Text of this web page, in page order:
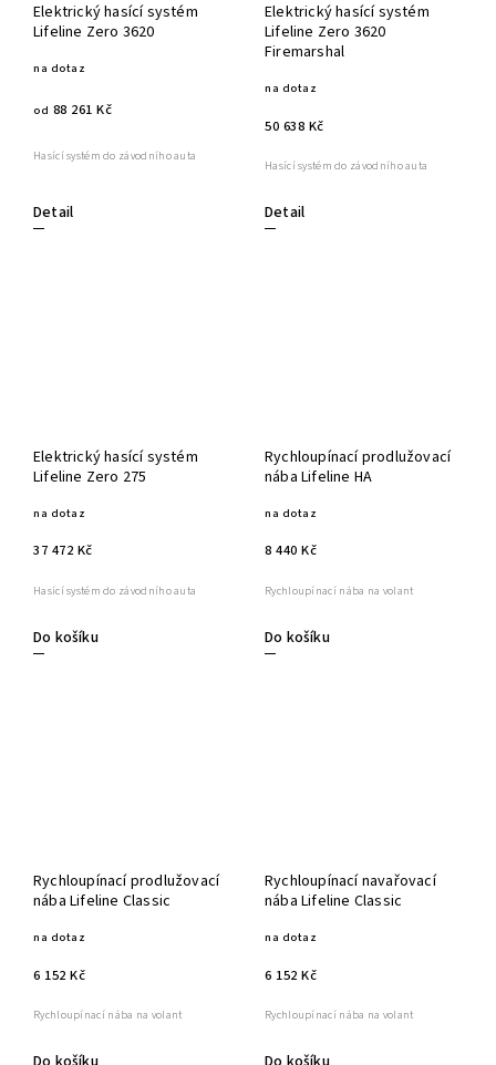
Elektrický hasící systém
Lifeline Zero 3620
na dotaz
od 88 261 Kč
Detail
Hasící systém do závodního auta
Elektrický hasící systém
Lifeline Zero 3620
Firemarshal
na dotaz
50 638 Kč
Detail
Hasící systém do závodního auta
Elektrický hasící systém
Lifeline Zero 275
na dotaz
37 472 Kč
Do košíku
Hasící systém do závodního auta
Rychloupínací prodlužovací
nába Lifeline HA
na dotaz
8 440 Kč
Do košíku
Rychloupínací nába na volant
Rychloupínací prodlužovací
nába Lifeline Classic
na dotaz
6 152 Kč
Rychloupínací nába na volant
Rychloupínací navařovací
nába Lifeline Classic
na dotaz
6 152 Kč
Rychloupínací nába na volant